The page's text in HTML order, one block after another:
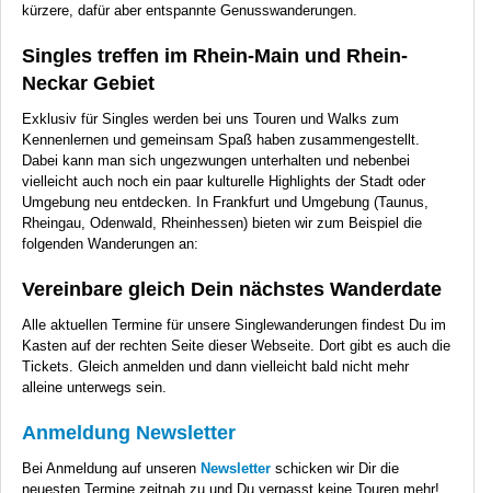
kürzere, dafür aber entspannte Genusswanderungen.
Singles treffen im Rhein-Main und Rhein-
Neckar Gebiet
Exklusiv für Singles werden bei uns Touren und Walks zum
Kennenlernen und gemeinsam Spaß haben zusammengestellt.
Dabei kann man sich ungezwungen unterhalten und nebenbei
vielleicht auch noch ein paar kulturelle Highlights der Stadt oder
Umgebung neu entdecken. In Frankfurt und Umgebung (Taunus,
Rheingau, Odenwald, Rheinhessen) bieten wir zum Beispiel die
folgenden Wanderungen an:
Vereinbare gleich Dein nächstes Wanderdate
Alle aktuellen Termine für unsere Singlewanderungen findest Du im
Kasten auf der rechten Seite dieser Webseite. Dort gibt es auch die
Tickets. Gleich anmelden und dann vielleicht bald nicht mehr
alleine unterwegs sein.
Anmeldung Newsletter
Bei Anmeldung auf unseren Newsletter schicken wir Dir die
neuesten Termine zeitnah zu und Du verpasst keine Touren mehr!